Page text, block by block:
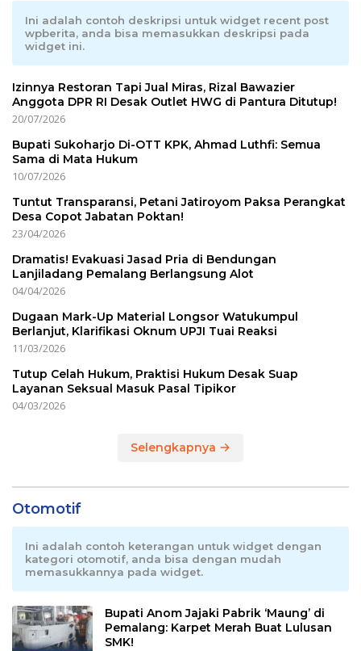
Ini adalah contoh deskripsi untuk widget recent post
wpberita, anda bisa memasukkan deskripsi pada
widget ini.
Izinnya Restoran Tapi Jual Miras, Rizal Bawazier
Anggota DPR RI Desak Outlet HWG di Pantura Ditutup!
20/07/2026
Bupati Sukoharjo Di-OTT KPK, Ahmad Luthfi: Semua
Sama di Mata Hukum
10/07/2026
Tuntut Transparansi, Petani Jatiroyom Paksa Perangkat
Desa Copot Jabatan Poktan!
23/04/2026
Dramatis! Evakuasi Jasad Pria di Bendungan
Lanjiladang Pemalang Berlangsung Alot
04/04/2026
Dugaan Mark-Up Material Longsor Watukumpul
Berlanjut, Klarifikasi Oknum UPJI Tuai Reaksi
11/03/2026
Tutup Celah Hukum, Praktisi Hukum Desak Suap
Layanan Seksual Masuk Pasal Tipikor
04/03/2026
Selengkapnya
Otomotif
Ini adalah contoh keterangan untuk widget dengan
kategori otomotif, anda bisa dengan mudah
memasukkannya pada widget.
Bupati Anom Jajaki Pabrik ‘Maung’ di
Pemalang: Karpet Merah Buat Lulusan
SMK!